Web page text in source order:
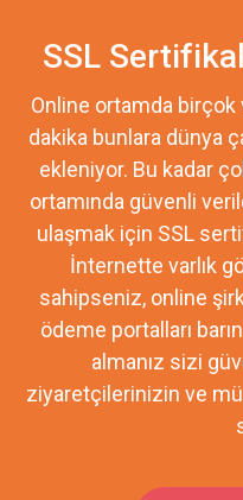
SSL
Online ortamda
dakika bunlara dünya
ekleniyor. Bu kadar
ortamında güvenli
ulaşmak için SSL
İnternette varlık
sahipseniz, online
ödeme portalları
almanız sizi
ziyaretçilerinizin ve